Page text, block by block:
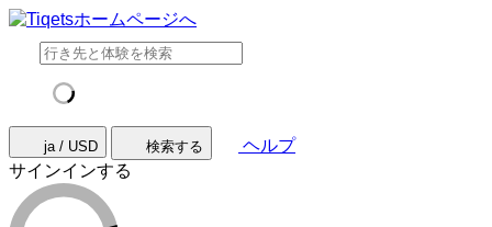
ja / USD 検索する
ヘルプ
サインインする